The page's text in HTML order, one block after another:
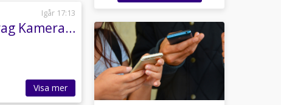
Igår 17:13
Skoda Octavia Scout 2.0 TDI 4x4 D-värmare Drag Kamera Moms Vhjul
Visa mer